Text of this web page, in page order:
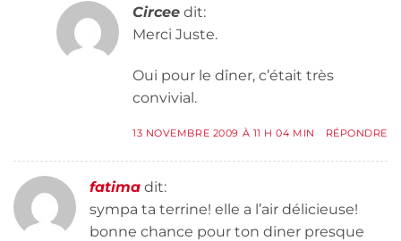
Circee dit:
Merci Juste.
Oui pour le dîner, c’était très
convivial.
13 NOVEMBRE 2009 À 11 H 04 MIN RÉPONDRE
fatima dit:
sympa ta terrine! elle a l’air délicieuse!
bonne chance pour ton diner presque